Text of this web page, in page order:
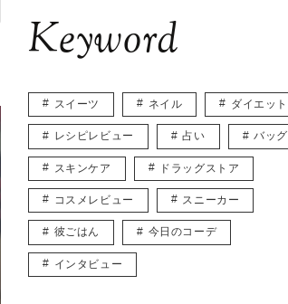
Keyword
スイーツ ネイル ダイエット
レシピレビュー 占い バッグ
スキンケア ドラッグストア
コスメレビュー スニーカー
彼ごはん 今日のコーデ
インタビュー